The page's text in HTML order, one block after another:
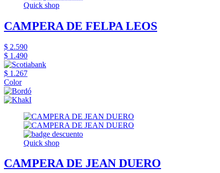
Quick shop
CAMPERA DE FELPA LEOS
$ 2.590
$ 1.490
$ 1.267
Color
Quick shop
CAMPERA DE JEAN DUERO